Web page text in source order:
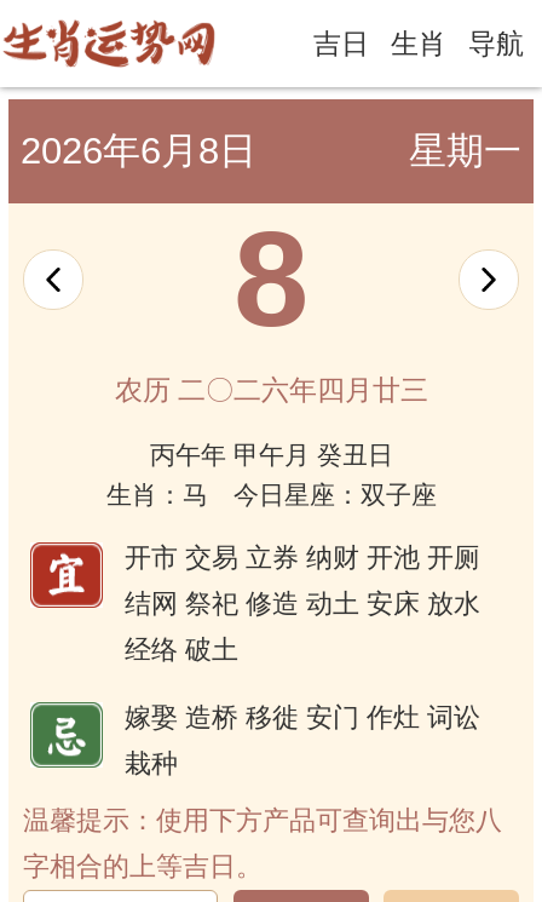
吉日 生肖 导航
2026年6月8日 星期一
8
农历 二〇二六年四月廿三
丙午年 甲午月 癸丑日
生肖：马 今日星座：双子座
开市 交易 立券 纳财 开池 开厕
结网 祭祀 修造 动土 安床 放水
经络 破土
嫁娶 造桥 词讼
移徙 安门 作灶
栽种
温馨提示：使用下方产品可查询出与您八
字相合的上等吉日。